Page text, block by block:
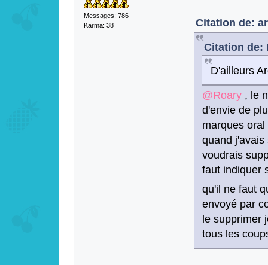
Messages: 786
Karma: 38
Citation de:
Citation de:
D'ailleurs
@Roary, le
d'envie de
marques
quand
voudrais
faut indiquer
qu'il ne faut
envoyé par
le supprimer
tous les